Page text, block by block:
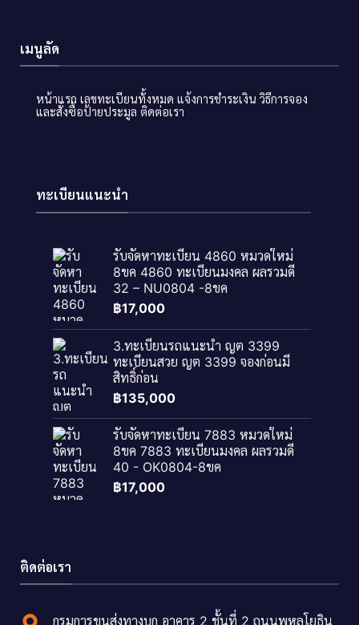
เมนูลัด
หน้าแรก เลขทะเบียนทั้งหมด แจ้งการชำระเงิน วิธีการจอง
และสั่งซื้อป้ายประมูล ติดต่อเรา
ทะเบียนแนะนำ
รับจัดหาทะเบียน 4860 หมวดใหม่
8ขค 4860 ทะเบียนมงคล ผลรวมดี
32 – NU0804 -8ขค
฿17,000
3.ทะเบียนรถแนะนำ ญต 3399
ทะเบียนสวย ญต 3399 จองก่อนมี
สิทธิ์ก่อน
฿135,000
รับจัดหาทะเบียน 7883 หมวดใหม่
8ขค 7883 ทะเบียนมงคล ผลรวมดี
40 - OK0804-8ขค
฿17,000
ติดต่อเรา
กรมการขนส่งทางบก อาคาร 2 ชั้นที่ 2 ถนนพหลโยธิน